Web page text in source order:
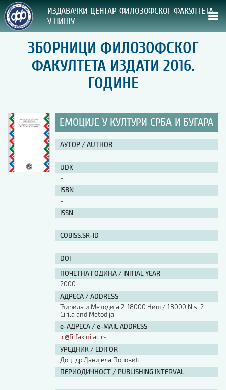
ИЗДАВАЧКИ ЦЕНТАР ФИЛОЗОФСКОГ ФАКУЛТЕТА
У НИШУ
СВА НАША ИЗДАЊА
ВРСТА ИЗДАЊА:
ПРЕГЛЕД
УПУТСТВА
УПУТСТВА
Упутство ауторима
Упутство уредницима
Изјава о ауторству
Изјава о лектури
Изјава о коришћењу ауторског дела
Упутство за бирање лиценце
Уговор са аутором
Шаблон прве стране и импресума [B5, ћир]
Шаблон прве стране и импресума [B5, лат]
Шаблон прве стране и импресума [B5, енг]
Етички кодекс
ПРЕТРАГА ИЗДАЊА
Наслов или део наслова
ЗБОРНИЦИ ФИЛОЗОФСКОГ
ФАКУЛТЕТА ИЗДАТИ 2016.
ГОДИНЕ
ЕМОЦИЈЕ У КУЛТУРИ СРБА И БУГАРА
АУТОР / AUTHOR
-
UDK
-
ISBN
-
ISSN
-
COBISS.SR-ID
-
DOI
ПОЧЕТНА ГОДИНА / INITIAL YEAR
2000
АДРЕСА / ADDRESS
Ћирила и Методија 2, 18000 Ниш / 18000 Nis, 2
Cirila and Metodija
е-АДРЕСА / e-MAIL ADDRESS
ic@filfak.ni.ac.rs
УРЕДНИК / EDITOR
Доц. др Данијела Поповић
ПЕРИОДИЧНОСТ / PUBLISHING INTERVAL
-